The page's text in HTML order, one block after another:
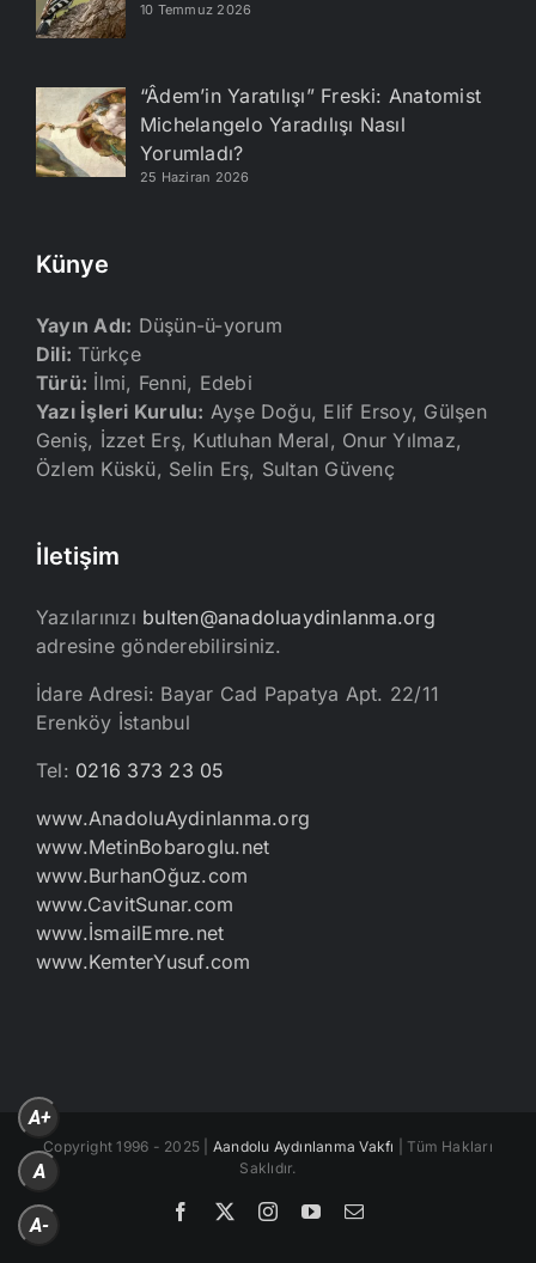
10 Temmuz 2026
“Âdem’in Yaratılışı” Freski: Anatomist
Michelangelo Yaradılışı Nasıl
Yorumladı?
25 Haziran 2026
Künye
Yayın Adı: Düşün-ü-yorum
Dili: Türkçe
Türü: İlmi, Fenni, Edebi
Yazı İşleri Kurulu: Ayşe Doğu, Elif Ersoy, Gülşen
Geniş, İzzet Erş, Kutluhan Meral, Onur Yılmaz,
Özlem Küskü, Selin Erş, Sultan Güvenç
İletişim
Yazılarınızı bulten@anadoluaydinlanma.org
adresine gönderebilirsiniz.
İdare Adresi: Bayar Cad Papatya Apt. 22/11
Erenköy İstanbul
Tel: 0216 373 23 05
www.AnadoluAydinlanma.org
www.MetinBobaroglu.net
www.BurhanOğuz.com
www.CavitSunar.com
www.İsmailEmre.net
www.KemterYusuf.com
Copyright 1996 - 2025 | Aandolu Aydınlanma Vakfı
| Tüm Hakları
Saklıdır.
Facebook
X Instagram
YouTube
E-
A+
A
A-